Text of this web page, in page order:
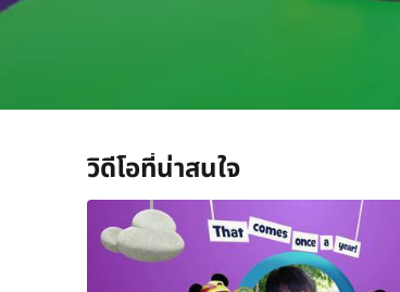
วิดีโอที่น่าสนใจ